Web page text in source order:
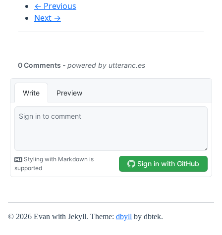
← Previous
Next →
© 2026 Evan with Jekyll. Theme: dbyll by dbtek.